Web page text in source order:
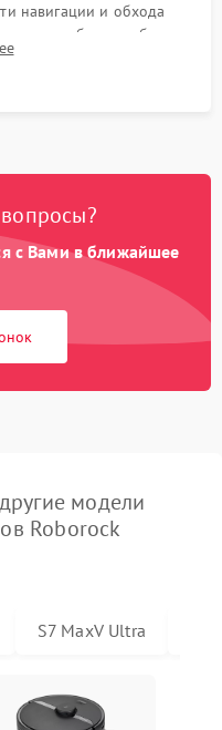
навигации и обхода
и работы турбины.
на док-станцию и
с Вами в ближайшее
модели
Roborock
S7 MaxV Ultra